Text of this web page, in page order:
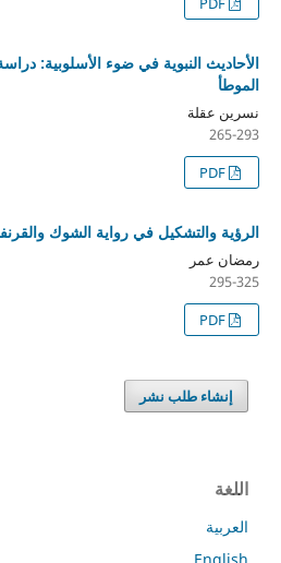
الأحاديث النبوية في ضوء الأسلوبية:
الموطأ
نسرين عقلة
265-293
PDF
الرؤية والتشكيل في رواية الشوك
رمضان عمر
295-325
PDF
إنشاء طلب نشر
اللغة
العربية